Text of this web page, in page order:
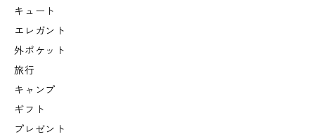
キュート
エレガント
外ポケット
旅行
キャンプ
ギフト
プレゼント